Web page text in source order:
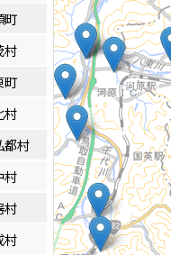
町
村
町
村
都村
村
村
村